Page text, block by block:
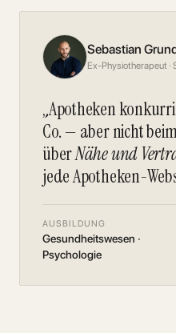
Sebastian
Ex-Physiotherapeut
„Apotheken
Co. — aber nicht
überNähe und
jede Apotheken-
AUSBILDUNG
Gesundheitswesen ·
Psychologie